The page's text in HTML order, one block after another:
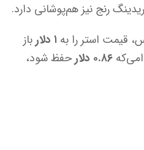
رنج نیز هم‌پوشانی دارد.
قیمت استر را به
باز
حفظ شود،